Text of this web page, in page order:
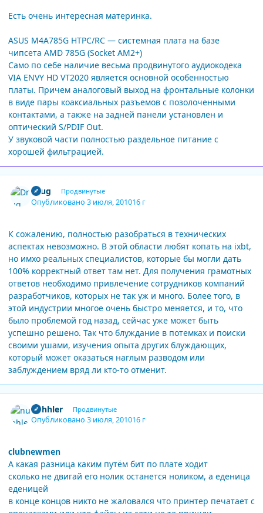
Есть очень интересная материнка.
ASUS M4A785G HTPC/RC — системная плата на базе
чипсета AMD 785G (Socket AM2+)
Само по себе наличие весьма продвинутого аудиокодека
VIA ENVY HD VT2020 является основной особенностью
платы. Причем аналоговый выход на фронтальные колонки
в виде пары коаксиальных разъемов с позолоченными
контактами, а также на задней панели установлен и
оптический S/PDIF Out.
У звуковой части полностью раздельное питание с
хорошей фильтрацией.
Drug Продвинутые
Опубликовано3 июля, 201016 г
К сожалению, полностью разобраться в технических
аспектах невозможно. В этой области любят копать на ixbt,
но имхо реальных специалистов, которые бы могли дать
100% корректный ответ там нет. Для получения грамотных
ответов необходимо привлечение сотрудников компаний
разработчиков, которых не так уж и много. Более того, в
этой индустрии многое очень быстро меняется, и то, что
было проблемой год назад, сейчас уже может быть
успешно решено. Так что блуждание в потемках и поиски
своими ушами, изучения опыта других блуждающих,
который может оказаться наглым разводом или
заблуждением вряд ли кто-то отменит.
nuhhler Продвинутые
Опубликовано3 июля, 201016 г
clubnewmen
А какая разница каким путём бит по плате ходит
сколько не двигай его нолик останется ноликом, а еденица
еденицей
в конце концов никто не жаловался что принтер печатает с